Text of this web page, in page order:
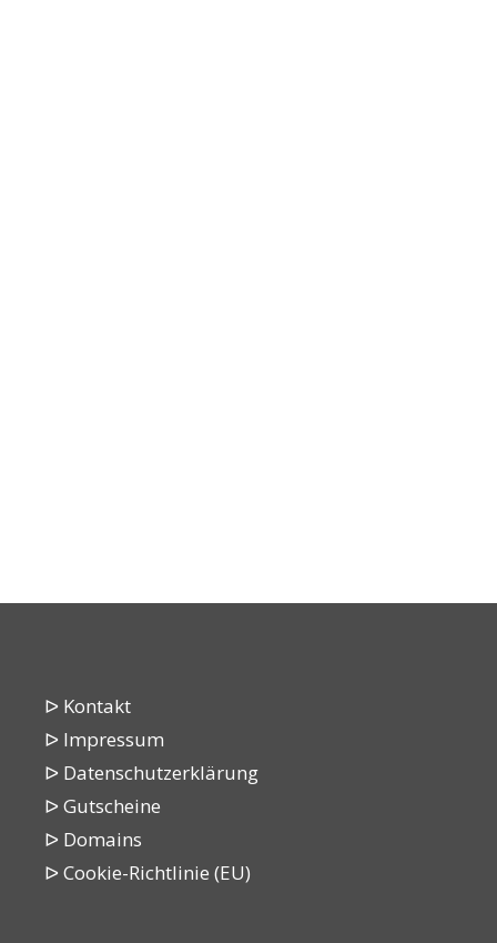
ᐅ Kontakt
ᐅ Impressum
ᐅ Datenschutzerklärung
ᐅ Gutscheine
ᐅ Domains
ᐅ Cookie-Richtlinie (EU)